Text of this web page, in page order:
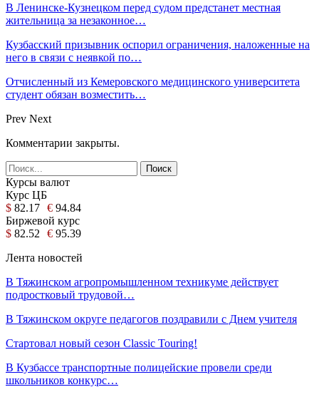
В Ленинске-Кузнецком перед судом предстанет местная
жительница за незаконное…
Кузбасский призывник оспорил ограничения, наложенные на
него в связи с неявкой по…
Отчисленный из Кемеровского медицинского университета
студент обязан возместить…
Prev Next
Комментарии закрыты.
Курсы валют
Курс ЦБ
$ 82.17 € 94.84
Биржевой курс
$ 82.52 € 95.39
Лента новостей
В Тяжинском агропромышленном техникуме действует
подростковый трудовой…
В Тяжинском округе педагогов поздравили с Днем учителя
Стартовал новый сезон Classic Touring!
В Кузбассе транспортные полицейские провели среди
школьников конкурс…